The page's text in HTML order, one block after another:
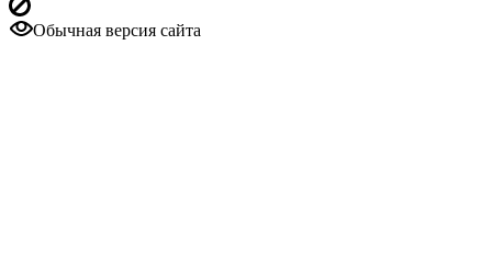
Обычная версия сайта